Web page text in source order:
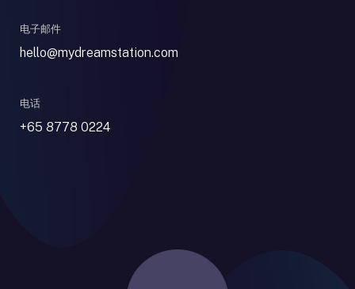
电子邮件
hello@mydreamstation.com
电话
+65 8778 0224